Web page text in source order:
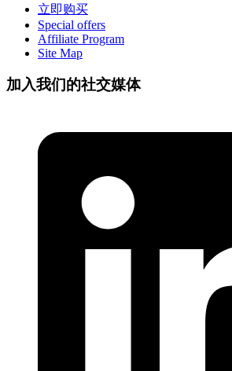
立即购买
Special offers
Affiliate Program
Site Map
加入我们的社交媒体